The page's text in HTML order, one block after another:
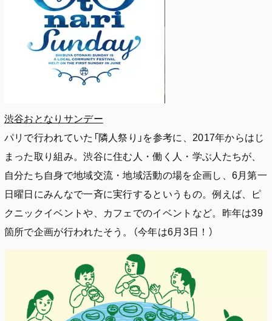
渋谷おとなりサンデー
パリで行われていた「隣人祭り」を参考に、2017年からはじ
まった取り組み。渋谷に住む人・働く人・学ぶ人たちが、
自分たち自身で地域交流・地域活動の場を企画し、6月第一
日曜日にみんなで一斉に実行するというもの。例えば、ピ
クニックイベントや、カフェでのイベントなど。昨年は39
箇所で企画が行われたそう。（今年は6月3日！）